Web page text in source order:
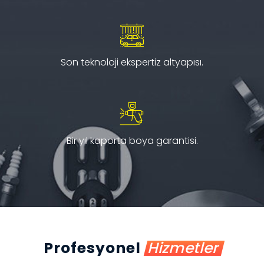
Son teknoloji ekspertiz altyapısı.
Bir yıl kaporta boya garantisi.
Profesyonel Hizmetler